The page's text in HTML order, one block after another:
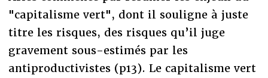
"capitalisme vert", dont il souligne à juste
titre les risques, des risques qu’il juge
gravement sous-estimés par les
antiproductivistes (p13). Le capitalisme vert